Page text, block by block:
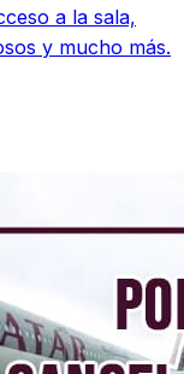
a la sala,
y mucho más.